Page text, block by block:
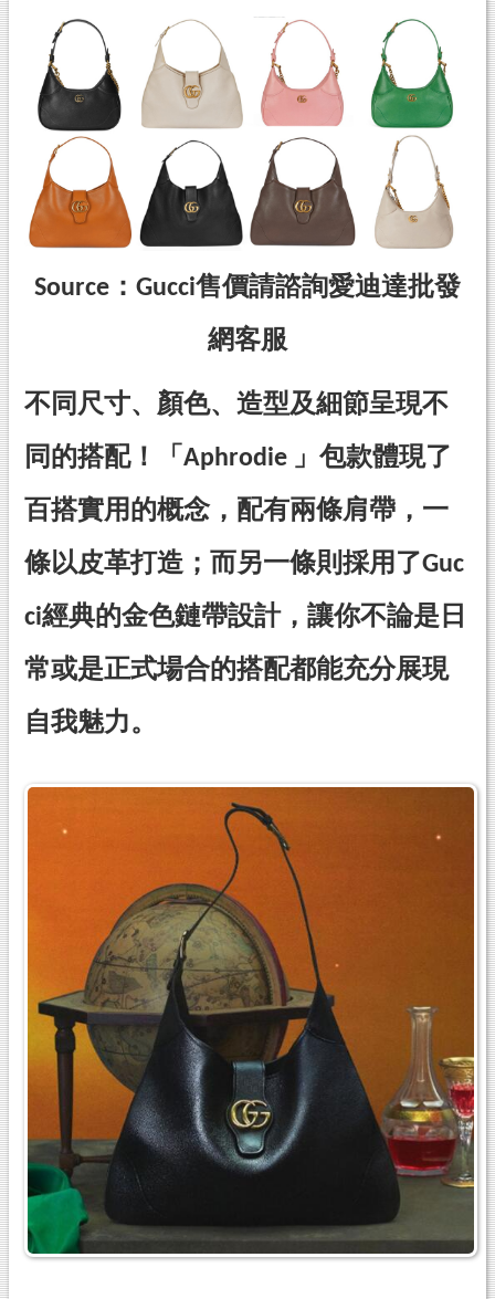
Source：Gucci售價請諮詢愛迪達批發
網客服
不同尺寸、顏色、造型及細節呈現不
同的搭配！「Aphrodie 」包款體現了
百搭實用的概念，配有兩條肩帶，一
條以皮革打造；而另一條則採用了Guc
ci經典的金色鏈帶設計，讓你不論是日
常或是正式場合的搭配都能充分展現
自我魅力。